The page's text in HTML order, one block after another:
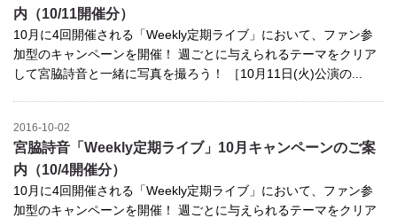
内（10/11開催分）
10月に4回開催される「Weekly定期ライブ」において、ファン参
加型のキャンペーンを開催！ 週ごとに与えられるテーマをクリア
して宮脇詩音と一緒に写真を撮ろう！ ［10月11日(火)公演の...
2016-10-02
宮脇詩音「Weekly定期ライブ」10月キャンペーンのご案
内（10/4開催分）
10月に4回開催される「Weekly定期ライブ」において、ファン参
加型のキャンペーンを開催！ 週ごとに与えられるテーマをクリア